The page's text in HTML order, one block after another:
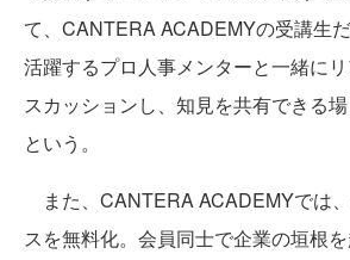
て、CANTERA ACADEMYの受講生
活躍するプロ人事メンターと一緒に
スカッションし、知見を共有できる
という。
また、CANTERA ACADEMYでは
スを無料化。会員同士で企業の垣根